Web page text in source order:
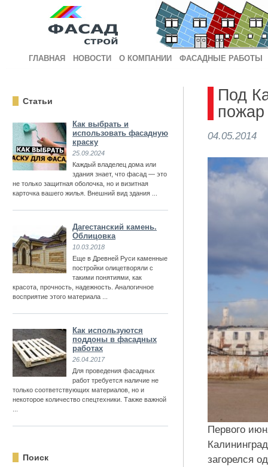
ГЛАВНАЯ НОВОСТИ О КОМПАНИИ ФАСАДНЫЕ РАБОТЫ
Статьи
Как выбрать и
использовать фасадную
краску
25.09.2024
Каждый владелец дома или
здания знает, что фасад — это
не только защитная оболочка, но и визитная
карточка вашего жилья. Внешний вид здания ...
Дагестанский камень.
Облицовка
10.03.2018
Еще в Древней Руси каменные
постройки олицетворяли с
такими понятиями, как
красота, прочность, надежность. Аналогичное
восприятие этого материала ...
Как используются
поддоны в фасадных
работах
26.04.2017
Для проведения фасадных
работ требуется наличие не
только соответствующих материалов, но и
некоторое количество спецтехники. Также важной
Поиск
Под
пожар
04.05.2014
Первого
загорелся